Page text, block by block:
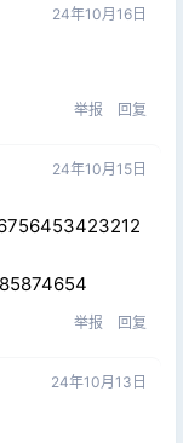
24年10月16日
举报 回复
24年10月15日
举报 回复
24年10月13日